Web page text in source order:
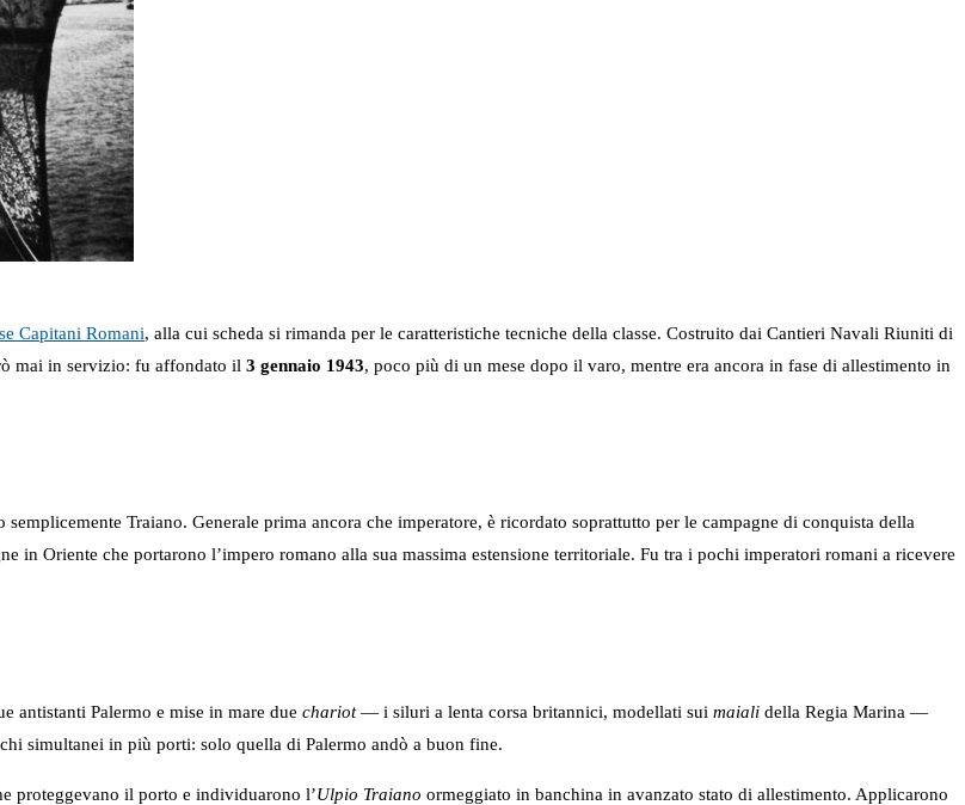
Capitani Romani, alla cui scheda si rimanda per le caratteristiche tecniche della classe. Costruito dai Cantieri Navali Riuniti di
mai in servizio: fu affondato il 3 gennaio 1943, poco più di un mese dopo il varo, mentre era ancora in fase di allestimento in
semplicemente Traiano. Generale prima ancora che imperatore, è ricordato soprattutto per le campagne di conquista della
Oriente che portarono l’impero romano alla sua massima estensione territoriale. Fu tra i pochi imperatori romani a ricevere
antistanti Palermo e mise in mare due chariot— i siluri a lenta corsa britannici, modellati sui maiali della Regia Marina —
simultanei in più porti: solo quella di Palermo andò a buon fine.
proteggevano il porto e individuarono l’Ulpio Traiano ormeggiato in banchina in avanzato stato di allestimento. Applicarono